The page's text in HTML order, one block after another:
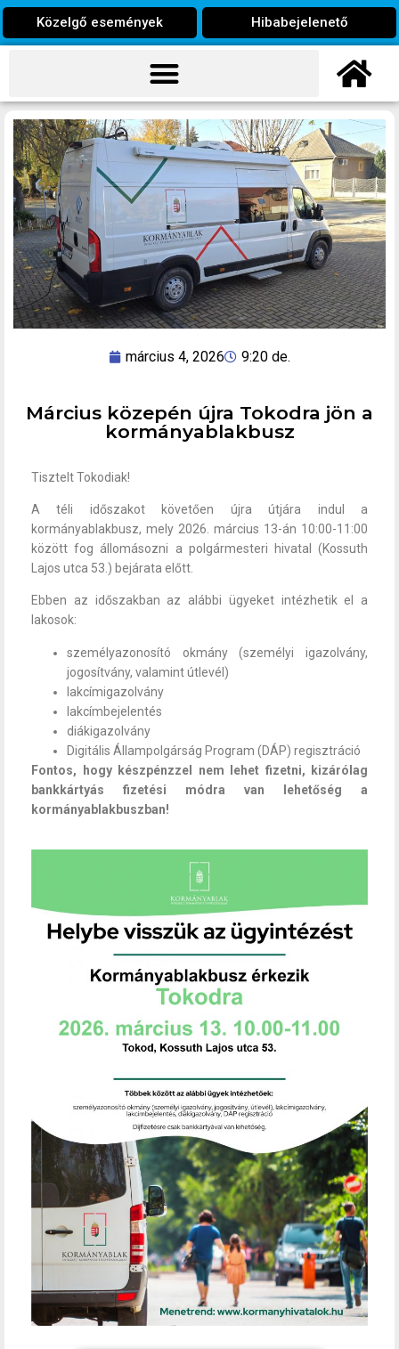
Közelgő események Hibabejelenető
március 4, 2026 9:20 de.
Március közepén újra Tokodra jön a
kormányablakbusz
Tisztelt Tokodiak!
A téli időszakot követően újra útjára indul a
kormányablakbusz, mely 2026. március 13-án 10:00-11:00
között fog állomásozni a polgármesteri hivatal (Kossuth
Lajos utca 53.) bejárata előtt.
Ebben az időszakban az alábbi ügyeket intézhetik el a
lakosok:
személyazonosító okmány (személyi igazolvány,
jogosítvány, valamint útlevél)
lakcímigazolvány
lakcímbejelentés
diákigazolvány
Digitális Állampolgárság Program (DÁP) regisztráció
Fontos, hogy készpénzzel nem lehet fizetni, kizárólag
bankkártyás fizetési módra van lehetőség a
kormányablakbuszban!